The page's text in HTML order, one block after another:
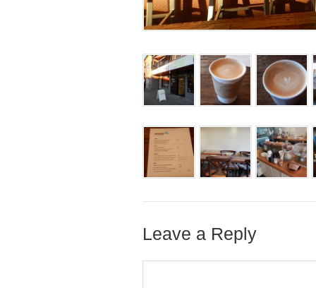
Leave a Reply